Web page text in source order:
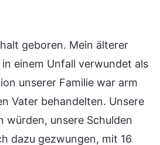
geboren. Mein älterer
einem Unfall verwundet als
unserer Familie war arm
Vater behandelten. Unsere
würden, unsere Schulden
dazu gezwungen, mit 16